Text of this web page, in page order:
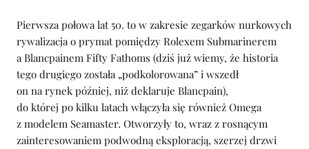
Pierwsza połowa lat 50. to w zakresie zegarków nurkowych
rywalizacja o prymat pomiędzy Rolexem Submarinerem
a Blancpainem Fifty Fathoms (dziś już wiemy, że historia
tego drugiego została „podkolorowana” i wszedł
on na rynek później, niż deklaruje Blancpain),
do której po kilku latach włączyła się również Omega
z modelem Seamaster. Otworzyły to, wraz z rosnącym
zainteresowaniem podwodną eksploracją, szerzej drzwi